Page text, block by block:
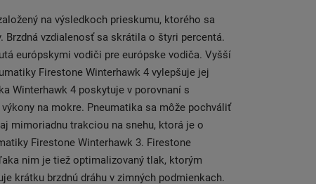
na výsledkoch prieskumu, ktorého sa
vzdialenosť sa skrátila o štyri percentá.
európskymi vodiči pre európske vodiča. Vyšší
Firestone Winterhawk 4 vylepšuje jej
Winterhawk 4 poskytuje v porovnaní s
na mokre. Pneumatika sa môže pochváliť
mimoriadnu trakciou na snehu, ktorá je o
Firestone Winterhawk 3. Firestone
nim je tiež optimalizovaný tlak, ktorým
krátku brzdnú dráhu v zimných podmienkach.